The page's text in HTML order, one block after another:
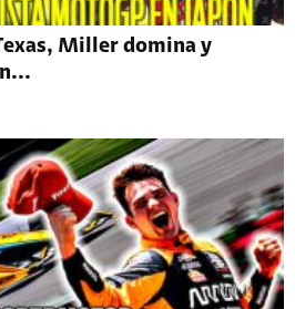
Miller domina y